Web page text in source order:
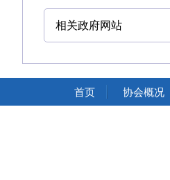
相关政府网站
中国交通运输协会官网
首页 协会概况